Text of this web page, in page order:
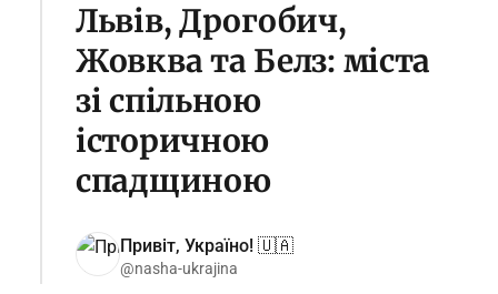
Львів, Дрогобич,
Жовква та Белз: міста
зі спільною
історичною
спадщиною
Привіт, Україно! 🇺🇦
@nasha-ukrajina